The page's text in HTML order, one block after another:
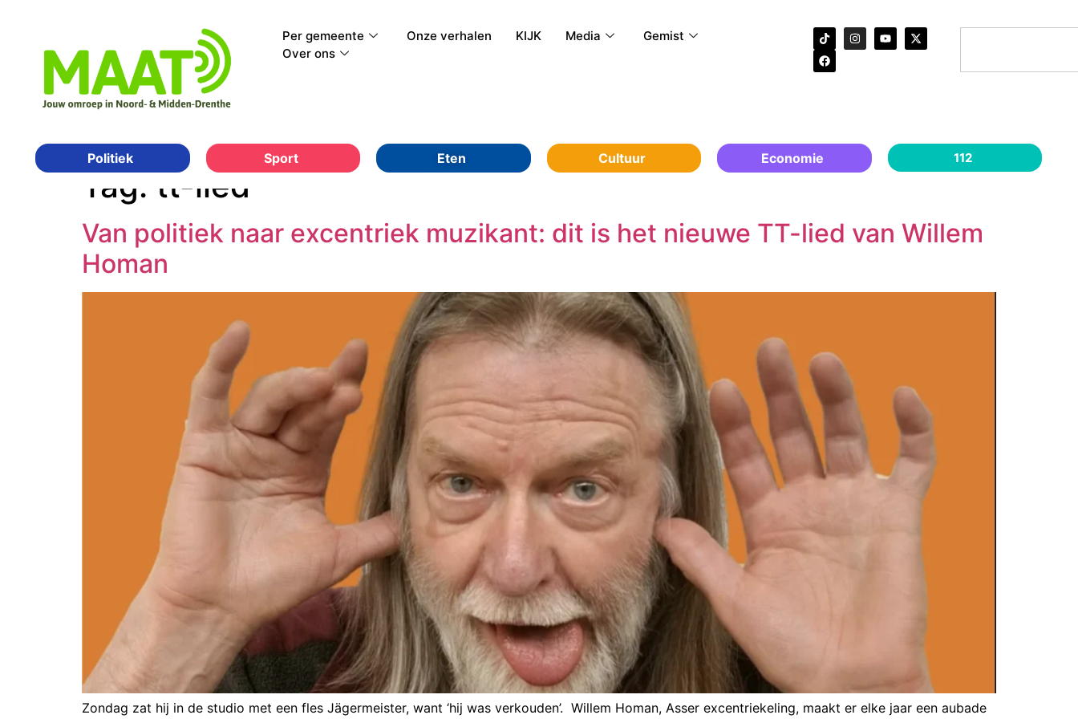
Per gemeente Onze verhalen KIJK Media
Gemist
Over ons
Politiek Sport Eten Cultuur Economie 112
Tag:tt-lied
Van politiek naar excentriek muzikant: dit is het nieuwe TT-lied van Willem
Homan
Zondag zat hij in de studio met een fles Jägermeister, want ‘hij was verkouden’. Willem Homan, Asser excentriekeling, maakt er elke jaar een aubade